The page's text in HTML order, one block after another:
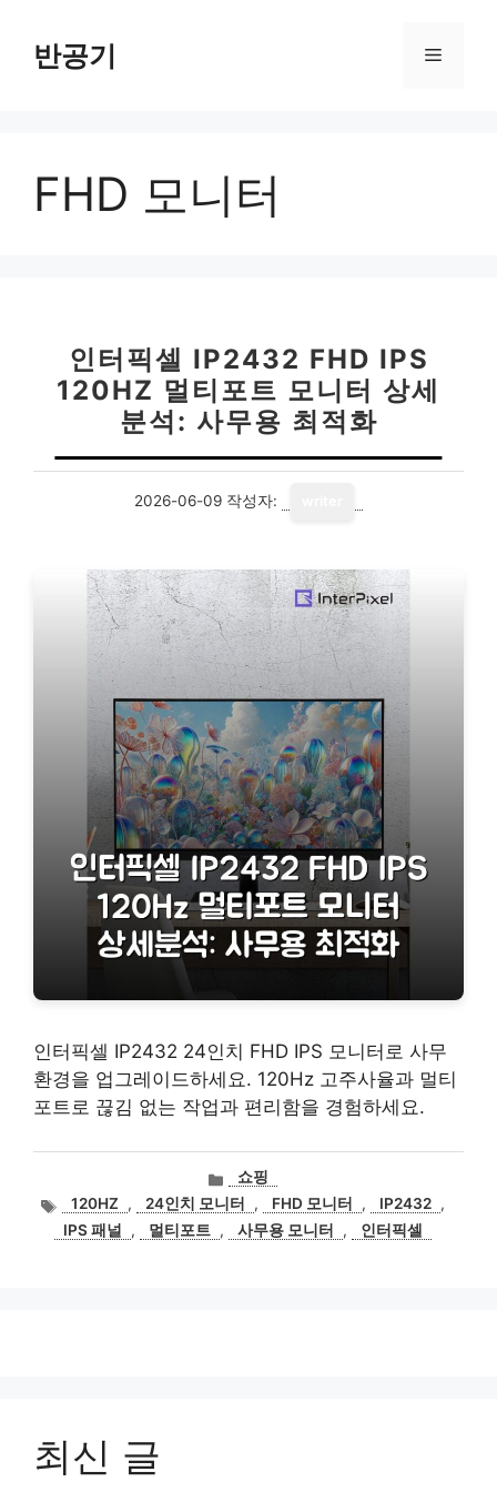
반공기 메
FHD 모니터
인터픽셀 IP2432 FHD IPS
120HZ 멀티포트 모니터 상세
분석: 사무용 최적화
2026-06-09 작성자:
인터픽셀 IP2432 24인치 FHD IPS 모니터로 사무
환경을 업그레이드하세요. 120Hz 고주사율과 멀티
포트로 끊김 없는 작업과 편리함을 경험하세요.
카
테
고
리
쇼핑
태
그
120HZ , 24인치 모니터 , FHD 모니터 , IP2432 ,
IPS 패널
, 멀티포트 , 사무용 모니터 , 인터픽셀
최신 글